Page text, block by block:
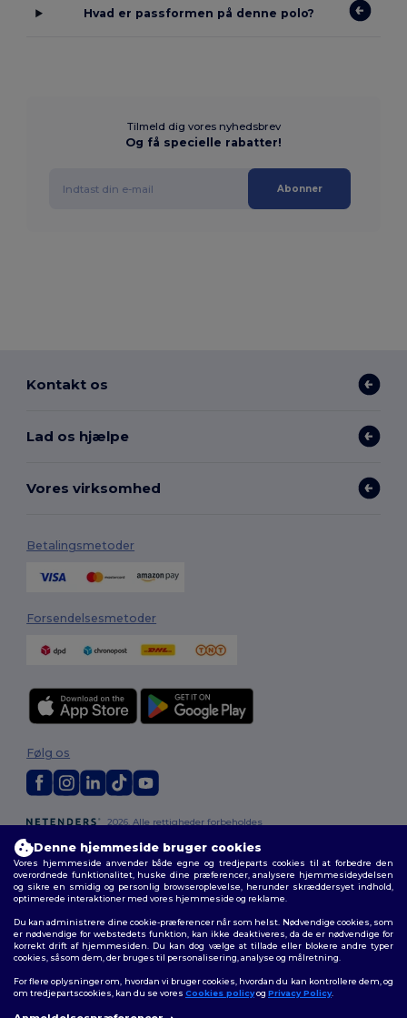
Hvad er passformen på denne polo?
Tilmeld dig vores nyhedsbrev
Og få specielle rabatter!
Abonner
Kontakt os
Lad os hjælpe
Vores virksomhed
Betalingsmetoder
Forsendelsesmetoder
2026. Alle rettigheder forbeholdes
Vilkår og Betingelser
Tilpasset politik Fortrolighedspolitik
cookies|Sitemap
Følg os
Denne hjemmeside bruger cookies
Vores hjemmeside anvender både egne og tredjeparts cookies til at forbedre den
overordnede funktionalitet, huske dine præferencer, analysere hjemmesideydelsen
og sikre en smidig og personlig browseroplevelse, herunder skræddersyet indhold,
optimerede interaktioner med vores hjemmeside og reklame.
Du kan administrere dine cookie-præferencer når som helst. Nødvendige cookies, som
er nødvendige for webstedets funktion, kan ikke deaktiveres, da de er nødvendige for
korrekt drift af hjemmesiden. Du kan dog vælge at tillade eller blokere andre typer
cookies, såsom dem, der bruges til personalisering, analyse og målretning.
For flere oplysninger om, hvordan vi bruger cookies, hvordan du kan kontrollere dem, og
om tredjepartscookies, kan du se vores Cookies policyog Privacy Policy.